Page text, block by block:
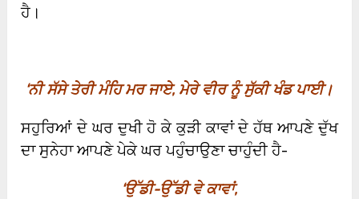
ਹੈ।
‘ਨੀ ਸੱਸੇ ਤੇਰੀ ਮੰਹਿ ਮਰ ਜਾਏ, ਮੇਰੇ ਵੀਰ ਨੂੰ ਸੁੱਕੀ ਖੰਡ ਪਾਈ।
ਸਹੁਰਿਆਂ ਦੇ ਘਰ ਦੁਖੀ ਹੋ ਕੇ ਕੁੜੀ ਕਾਵਾਂ ਦੇ ਹੱਥ ਆਪਣੇ ਦੁੱਖ
ਦਾ ਸੁਨੇਹਾ ਆਪਣੇ ਪੇਕੇ ਘਰ ਪਹੁੰਚਾਉਣਾ ਚਾਹੁੰਦੀ ਹੈ-
‘ਉੱਡੀ-ਉੱਡੀ ਵੇ ਕਾਵਾਂ,